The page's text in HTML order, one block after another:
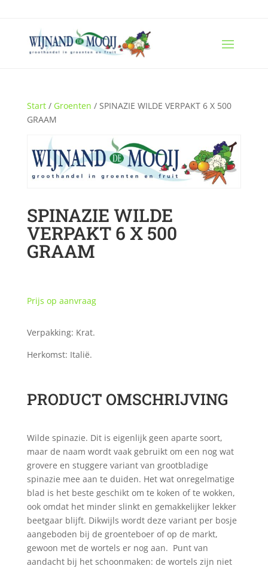
Start/ Groenten / SPINAZIE WILDE VERPAKT 6 X 500
GRAAM
SPINAZIE WILDE
VERPAKT 6 X 500
GRAAM
Prijs op aanvraag
Verpakking: Krat.
Herkomst: Italië.
PRODUCT OMSCHRIJVING
Wilde spinazie. Dit is eigenlijk geen aparte soort,
maar de naam wordt vaak gebruikt om een nog wat
grovere en stuggere variant van grootbladige
spinazie mee aan te duiden. Het wat onregelmatige
blad is het beste geschikt om te koken of te wokken,
ook omdat het minder slinkt en gemakkelijker lekker
beetgaar blijft. Dikwijls wordt deze variant per bosje
aangeboden bij de groenteboer of op de markt,
gewoon met de wortels er nog aan. Punt van
aandacht bij het schoonmaken: de wortels zijn niet